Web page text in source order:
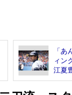
「
ィン
江夏